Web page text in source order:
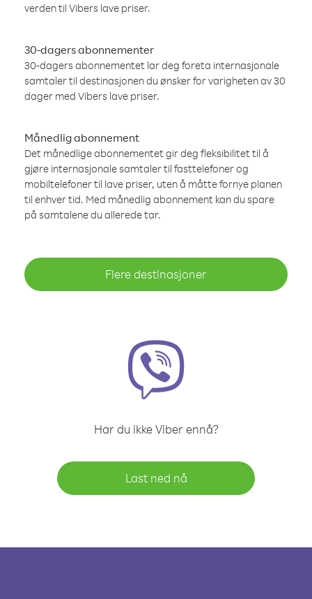
verden til Vibers lave priser.
30-dagers abonnementer
30-dagers abonnementet lar deg foreta internasjonale
samtaler til destinasjonen du ønsker for varigheten av 30
dager med Vibers lave priser.
Månedlig abonnement
Det månedlige abonnementet gir deg fleksibilitet til å
gjøre internasjonale samtaler til fasttelefoner og
mobiltelefoner til lave priser, uten å måtte fornye planen
til enhver tid. Med månedlig abonnement kan du spare
på samtalene du allerede tar.
Flere destinasjoner
Har du ikke Viber ennå?
Last ned nå